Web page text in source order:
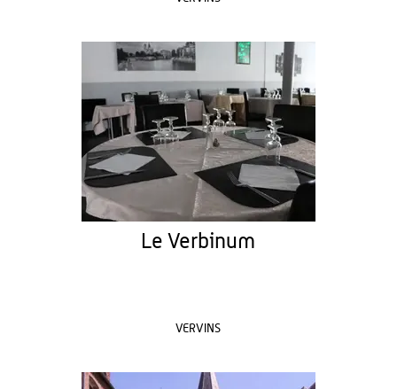
Le Verbinum
VERVINS